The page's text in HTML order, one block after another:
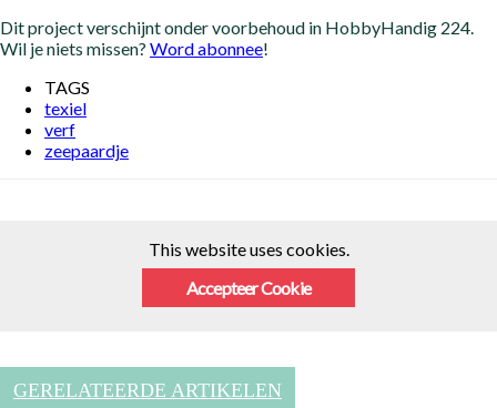
Dit project verschijnt onder voorbehoud in HobbyHandig 224.
Wil je niets missen? Word abonnee!
TAGS
texiel
verf
zeepaardje
This website uses cookies.
Accepteer Cookie
GERELATEERDE ARTIKELEN